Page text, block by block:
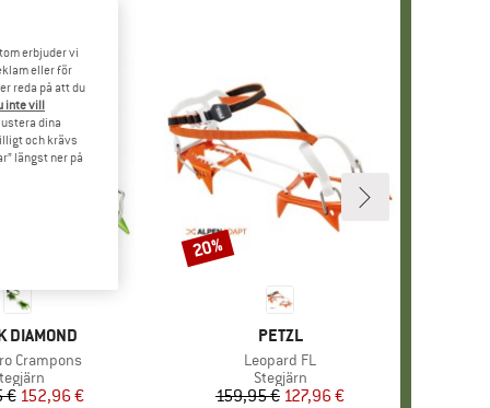
DIAMOND
Crampons
Pris
€ Reducerat pris
152,96 €
VARUMÄRKE
PETZL
Produkter
Leopard FL
Produktgrupp
Stegjärn
Pris
159,95 €Reducerat pris
127,96 €
Rabatt
20%
erbjuder vi
eller för
reda på att du
inte vill
dina
och krävs
längst ner på